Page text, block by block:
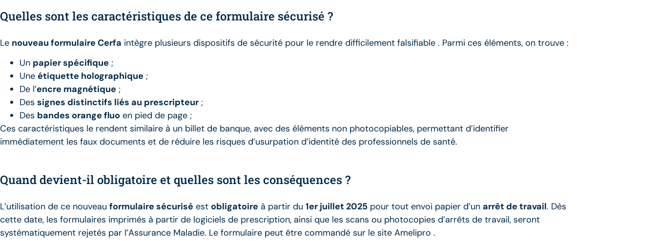
Quelles sont les caractéristiques de ce formulaire sécurisé ?
Le nouveau formulaire Cerfa intègre plusieurs dispositifs de sécurité pour le rendre difficilement falsifiable . Parmi ces éléments, on trouve :
Un papier spécifique ;
Une étiquette holographique ;
De l’encre magnétique ;
Des signes distinctifs liés au prescripteur ;
Des bandes orange fluo en pied de page ;
Ces caractéristiques le rendent similaire à un billet de banque, avec des éléments non photocopiables, permettant d’identifier
immédiatement les faux documents et de réduire les risques d’usurpation d’identité des professionnels de santé.
Quand devient-il obligatoire et quelles sont les conséquences ?
L’utilisation de ce nouveau formulaire sécurisé est obligatoire à partir du 1er juillet 2025 pour tout envoi papier d’un arrêt de travail. Dès
cette date, les formulaires imprimés à partir de logiciels de prescription, ainsi que les scans ou photocopies d’arrêts de travail, seront
systématiquement rejetés par l’Assurance Maladie. Le formulaire peut être commandé sur le site Amelipro .